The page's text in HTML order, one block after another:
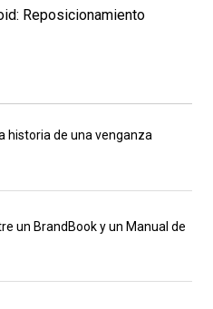
Reposicionamiento
historia de una venganza
un BrandBook y un Manual de